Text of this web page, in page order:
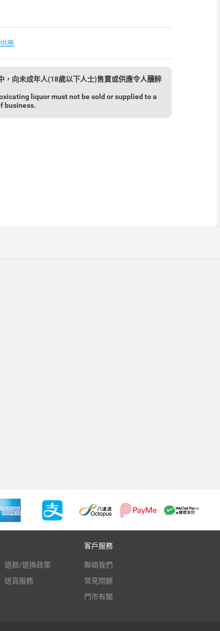
應
，向未成年人(18歲以下人士)售賣或供應令人醺醉
liquor must not be sold or supplied to a
business.
退款/退換政策
送貨服務
客戶服務
聯絡我們
常見問題
門市有關